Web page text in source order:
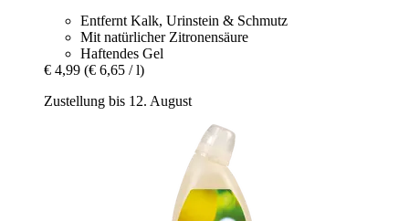
Entfernt Kalk, Urinstein & Schmutz
Mit natürlicher Zitronensäure
Haftendes Gel
€ 4,99 (€ 6,65 / l)
Zustellung bis 12. August